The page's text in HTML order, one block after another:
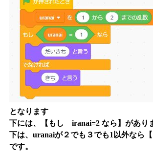
となります
下には、【もし iranai=2 なら】があり
下は、uranaiが２でも３でも1以外なら
です。